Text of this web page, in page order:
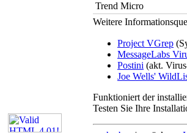
Trend Micro
Weitere
Project VGrep
MessageLabs
Postini (akt.
Joe Wells'
Funktioniert der
Testen Sie Ihre